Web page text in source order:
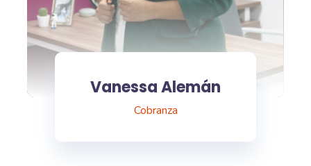
Vanessa Alemán
Cobranza